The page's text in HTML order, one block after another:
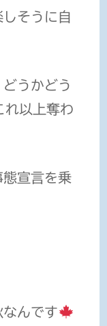
そうに自
うかどう
れ以上奪わ
宣言を乗
なんです